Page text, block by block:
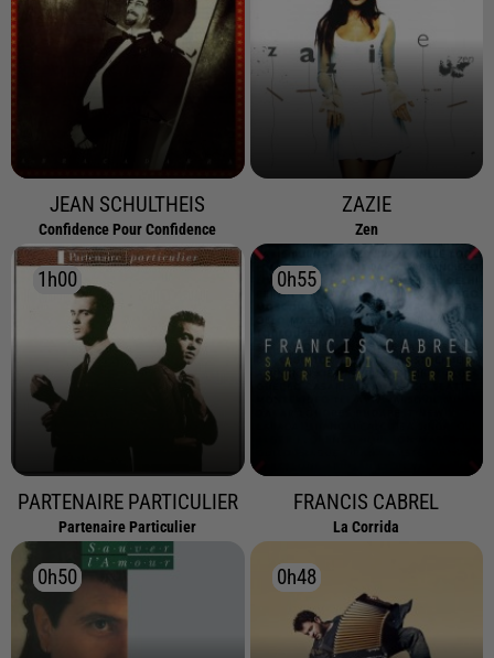
JEAN SCHULTHEIS
Confidence Pour Confidence
ZAZIE
Zen
1h00
1h00
PARTENAIRE PARTICULIER
Partenaire Particulier
0h55
0h55
FRANCIS CABREL
La Corrida
0h50
0h50 0h48
0h48